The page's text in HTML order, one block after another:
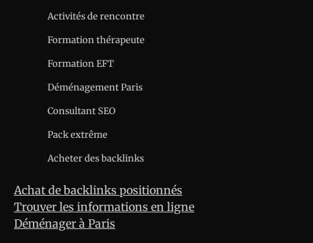
Activités de rencontre
Formation thérapeute
Formation EFT
Déménagement Paris
Consultant SEO
Pack extrême
Acheter des backlinks
Achat de backlinks positionnés
Trouver les informations en ligne
Déménager à Paris